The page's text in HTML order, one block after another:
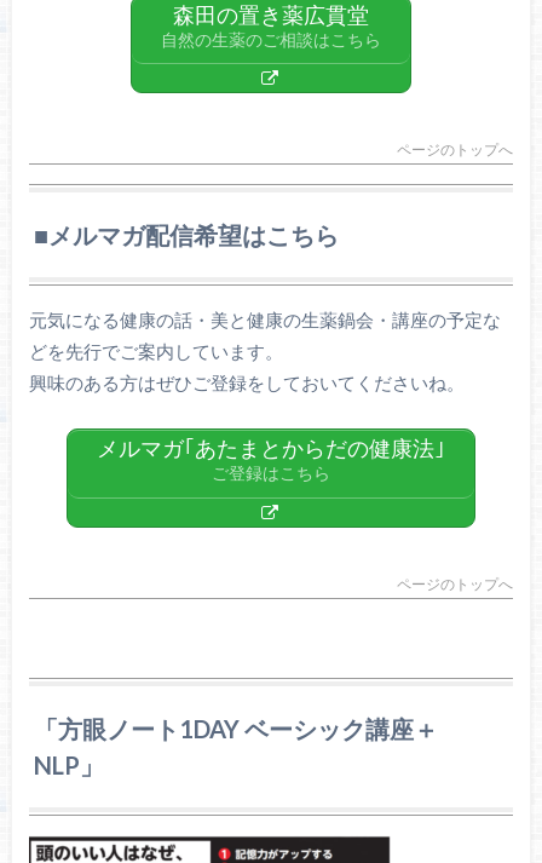
森田の置き薬広貫堂
自然の生薬のご相談はこちら
ページのトップへ
■メルマガ配信希望はこちら
元気になる健康の話・美と健康の生薬鍋会・講座の予定な
どを先行でご案内しています。
興味のある方はぜひご登録をしておいてくださいね。
メルマガ｢あたまとからだの健康法｣
ご登録はこちら
ページのトップへ
「方眼ノート1DAY ベーシック講座＋
NLP」